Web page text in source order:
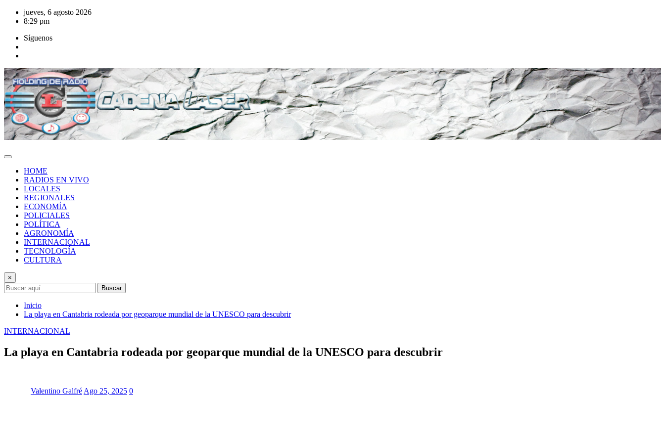
Saltar
jueves, 6 agosto 2026
8:29 pm
Síguenos
HOME
RADIOS EN VIVO
LOCALES
REGIONALES
ECONOMÍA
POLICIALES
POLÍTICA
AGRONOMÍA
INTERNACIONAL
TECNOLOGÍA
CULTURA
×
Buscar
Inicio
La playa en Cantabria rodeada por geoparque mundial de la UNESCO para descubrir
INTERNACIONAL
La playa en Cantabria rodeada por geoparque mundial de la UNESCO para descubrir
Valentino Galfré Ago 25, 2025 0